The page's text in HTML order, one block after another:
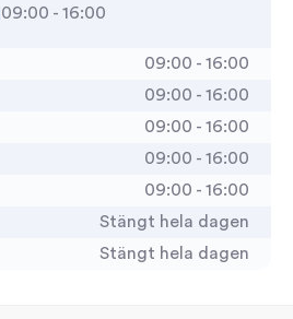
09:00 - 16:00
09:00 - 16:00
09:00 - 16:00
09:00 - 16:00
09:00 - 16:00
09:00 - 16:00
Stängt hela dagen
Stängt hela dagen